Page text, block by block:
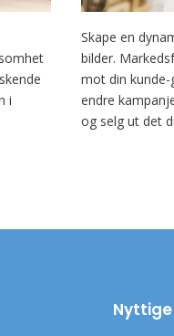
i
Skape en
bilder.
mot din
endre
og selg ut det